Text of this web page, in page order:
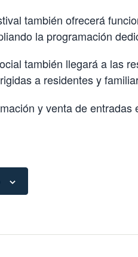
también ofrecerá
la programación
también llegará a las
a residentes y
y venta de